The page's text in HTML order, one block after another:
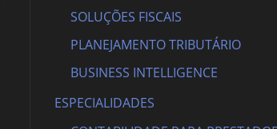
SOLUÇÕES FISCAIS
PLANEJAMENTO TRIBUTÁRIO
BUSINESS INTELLIGENCE
ESPECIALIDADES